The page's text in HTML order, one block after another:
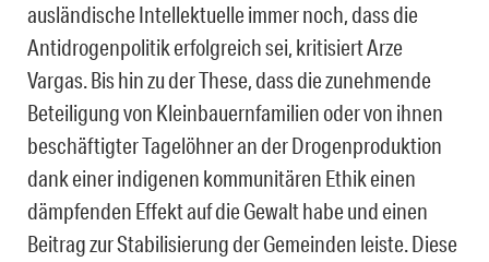
ausländische Intellektuelle immer noch, dass die
Antidrogenpolitik erfolgreich sei, kritisiert Arze
Vargas. Bis hin zu der These, dass die zunehmende
Beteiligung von Kleinbauernfamilien oder von ihnen
beschäftigter Tagelöhner an der Drogenproduktion
dank einer indigenen kommunitären Ethik einen
dämpfenden Effekt auf die Gewalt habe und einen
Beitrag zur Stabilisierung der Gemeinden leiste. Diese